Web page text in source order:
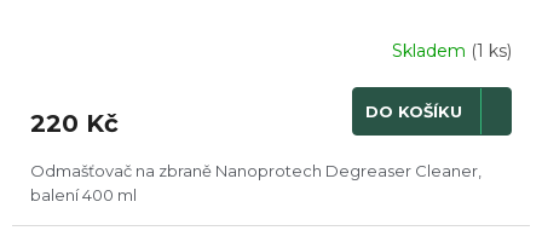
Skladem (1 ks)
220 Kč DO KOŠÍKU
Odmašťovač na zbraně Nanoprotech Degreaser Cleaner,
balení 400 ml